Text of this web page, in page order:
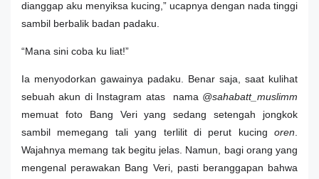
dianggap aku menyiksa kucing,” ucapnya dengan nada tinggi
sambil berbalik badan padaku.
“Mana sini coba ku liat!”
Ia menyodorkan gawainya padaku. Benar saja, saat kulihat
sebuah akun di Instagram atas nama @sahabatt_muslimm
memuat foto Bang Veri yang sedang setengah jongkok
sambil memegang tali yang terlilit di perut kucing oren
Wajahnya memang tak begitu jelas. Namun, bagi orang yang
mengenal perawakan Bang Veri, pasti beranggapan bahwa